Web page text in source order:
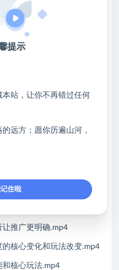
流转逻辑篇.mp4
篇.mp4
源位价值.mp4
整体访客价值.mp4
打好新品第一步.mp4
技巧最促成成交.mp4
贝种草能力.mp4
推广更明确.mp4
核心变化和玩法改变.mp4
核心玩法.mp4
提示
本站，让你不再错过任何
远方；愿你历遍山河，
住啦